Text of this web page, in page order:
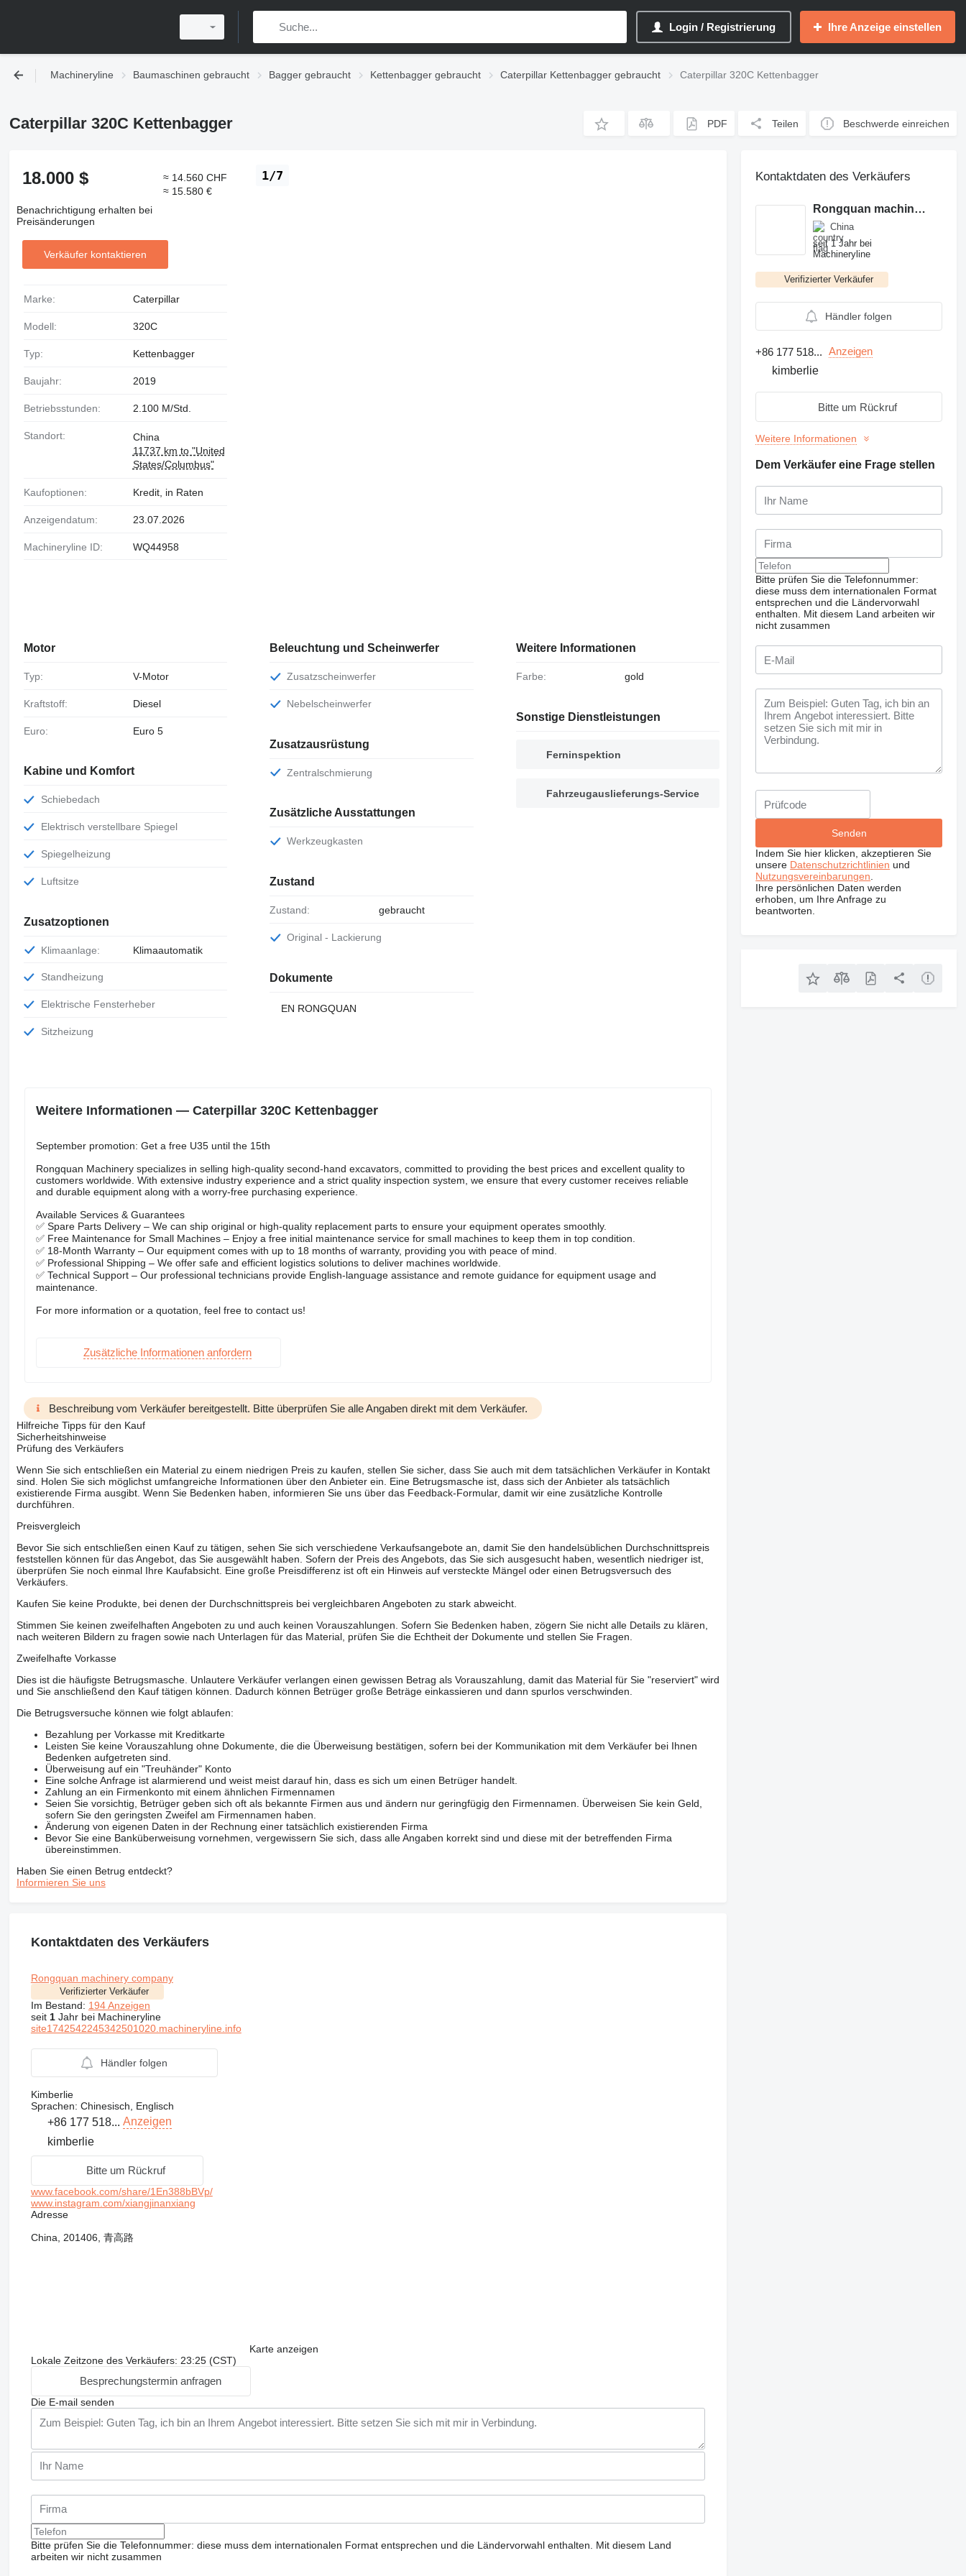
Login / Registrierung Ihre Anzeige einstellen
Machineryline Baumaschinen gebraucht Bagger gebraucht Kettenbagger gebraucht Caterpillar Kettenbagger gebraucht Caterpillar 320C Kettenbagger
Caterpillar 320C Kettenbagger PDF Teilen Beschwerde einreichen
1/7
18.000 $
≈ 14.560 CHF
≈ 15.580 €
Benachrichtigung erhalten bei
Preisänderungen
Verkäufer kontaktieren
Marke: Caterpillar
Modell: 320C
Typ: Kettenbagger
Baujahr: 2019
Betriebsstunden: 2.100 M/Std.
Standort:
China
11737 km to "United
States/Columbus"
Kaufoptionen: Kredit, in Raten
Anzeigendatum: 23.07.2026
Machineryline ID: WQ44958
Motor
Typ: V-Motor
Kraftstoff: Diesel
Euro: Euro 5
Kabine und Komfort
Schiebedach
Elektrisch verstellbare Spiegel
Spiegelheizung
Luftsitze
Zusatzoptionen
Klimaanlage: Klimaautomatik
Standheizung
Elektrische Fensterheber
Sitzheizung
Beleuchtung und Scheinwerfer
Zusatzscheinwerfer
Nebelscheinwerfer
Zusatzausrüstung
Zentralschmierung
Zusätzliche Ausstattungen
Werkzeugkasten
Zustand
Zustand: gebraucht
Original - Lackierung
Dokumente
EN RONGQUAN
Weitere Informationen
Farbe: gold
Sonstige Dienstleistungen
Ferninspektion
Fahrzeugauslieferungs-Service
Weitere Informationen — Caterpillar 320C Kettenbagger
September promotion: Get a free U35 until the 15th
Rongquan Machinery specializes in selling high-quality second-hand excavators, committed to providing the best prices and excellent quality to
customers worldwide. With extensive industry experience and a strict quality inspection system, we ensure that every customer receives reliable
and durable equipment along with a worry-free purchasing experience.
Available Services & Guarantees
✅ Spare Parts Delivery – We can ship original or high-quality replacement parts to ensure your equipment operates smoothly.
✅ Free Maintenance for Small Machines – Enjoy a free initial maintenance service for small machines to keep them in top condition.
✅ 18-Month Warranty – Our equipment comes with up to 18 months of warranty, providing you with peace of mind.
✅ Professional Shipping – We offer safe and efficient logistics solutions to deliver machines worldwide.
✅ Technical Support – Our professional technicians provide English-language assistance and remote guidance for equipment usage and
maintenance.
For more information or a quotation, feel free to contact us!
Zusätzliche Informationen anfordern
Beschreibung vom Verkäufer bereitgestellt. Bitte überprüfen Sie alle Angaben direkt mit dem Verkäufer.
Hilfreiche Tipps für den Kauf
Sicherheitshinweise
Prüfung des Verkäufers
Wenn Sie sich entschließen ein Material zu einem niedrigen Preis zu kaufen, stellen Sie sicher, dass Sie auch mit dem tatsächlichen Verkäufer in Kontakt
sind. Holen Sie sich möglichst umfangreiche Informationen über den Anbieter ein. Eine Betrugsmasche ist, dass sich der Anbieter als tatsächlich
existierende Firma ausgibt. Wenn Sie Bedenken haben, informieren Sie uns über das Feedback-Formular, damit wir eine zusätzliche Kontrolle
durchführen.
Preisvergleich
Bevor Sie sich entschließen einen Kauf zu tätigen, sehen Sie sich verschiedene Verkaufsangebote an, damit Sie den handelsüblichen Durchschnittspreis
feststellen können für das Angebot, das Sie ausgewählt haben. Sofern der Preis des Angebots, das Sie sich ausgesucht haben, wesentlich niedriger ist,
überprüfen Sie noch einmal Ihre Kaufabsicht. Eine große Preisdifferenz ist oft ein Hinweis auf versteckte Mängel oder einen Betrugsversuch des
Verkäufers.
Kaufen Sie keine Produkte, bei denen der Durchschnittspreis bei vergleichbaren Angeboten zu stark abweicht.
Stimmen Sie keinen zweifelhaften Angeboten zu und auch keinen Vorauszahlungen. Sofern Sie Bedenken haben, zögern Sie nicht alle Details zu klären,
nach weiteren Bildern zu fragen sowie nach Unterlagen für das Material, prüfen Sie die Echtheit der Dokumente und stellen Sie Fragen.
Zweifelhafte Vorkasse
Dies ist die häufigste Betrugsmasche. Unlautere Verkäufer verlangen einen gewissen Betrag als Vorauszahlung, damit das Material für Sie "reserviert" wird
und Sie anschließend den Kauf tätigen können. Dadurch können Betrüger große Beträge einkassieren und dann spurlos verschwinden.
Die Betrugsversuche können wie folgt ablaufen:
Bezahlung per Vorkasse mit Kreditkarte
Leisten Sie keine Vorauszahlung ohne Dokumente, die die Überweisung bestätigen, sofern bei der Kommunikation mit dem Verkäufer bei Ihnen
Bedenken aufgetreten sind.
Überweisung auf ein "Treuhänder" Konto
Eine solche Anfrage ist alarmierend und weist meist darauf hin, dass es sich um einen Betrüger handelt.
Zahlung an ein Firmenkonto mit einem ähnlichen Firmennamen
Seien Sie vorsichtig, Betrüger geben sich oft als bekannte Firmen aus und ändern nur geringfügig den Firmennamen. Überweisen Sie kein Geld,
sofern Sie den geringsten Zweifel am Firmennamen haben.
Änderung von eigenen Daten in der Rechnung einer tatsächlich existierenden Firma
Bevor Sie eine Banküberweisung vornehmen, vergewissern Sie sich, dass alle Angaben korrekt sind und diese mit der betreffenden Firma
übereinstimmen.
Haben Sie einen Betrug entdeckt?
Informieren Sie uns
Kontaktdaten des Verkäufers
Rongquan machinery company
Verifizierter Verkäufer
Im Bestand: 194 Anzeigen
seit 1Jahr bei Machineryline
site1742542245342501020.machineryline.info
Händler folgen
Kimberlie
Sprachen: Chinesisch, Englisch
+86 177 518... Anzeigen
kimberlie
Bitte um Rückruf
www.facebook.com/share/1En388bBVp/
www.instagram.com/xiangjinanxiang
Adresse
China, 201406, 青高路
Karte anzeigen
Lokale Zeitzone des Verkäufers: 23:25 (CST)
Besprechungstermin anfragen
Die E-mail senden
Bitte prüfen Sie die Telefonnummer: diese muss dem internationalen Format entsprechen und die Ländervorwahl enthalten.
Mit diesem Land
arbeiten wir nicht zusammen
Kontaktdaten des Verkäufers
Rongquan machinery company
China
seit 1 Jahr bei
Machineryline
Verifizierter Verkäufer
Händler folgen
+86 177 518...
Anzeigen
kimberlie
Bitte um Rückruf
Weitere Informationen
Dem Verkäufer eine Frage stellen
Bitte prüfen Sie die Telefonnummer:
diese muss dem internationalen Format
entsprechen und die Ländervorwahl
enthalten.
Mit diesem Land arbeiten wir
nicht zusammen
Indem Sie hier klicken, akzeptieren Sie
unsere Datenschutzrichtlinien und
Nutzungsvereinbarungen
Ihre persönlichen Daten werden
erhoben, um Ihre Anfrage zu
beantworten.